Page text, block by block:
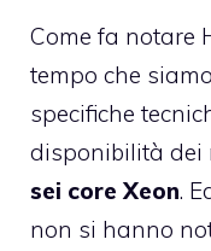
Come fa notare
tempo che
specifiche
disponibilità dei
sei core Xeon.
non si hanno